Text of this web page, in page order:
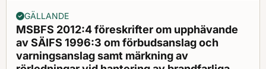
GÄLLANDE
MSBFS 2012:4 föreskrifter om upphävande
av SÄIFS 1996:3 om förbudsanslag och
varningsanslag samt märkning av